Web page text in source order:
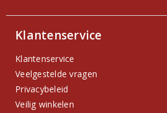
Klantenservice
Klantenservice
Veelgestelde vragen
Privacybeleid
Veilig winkelen